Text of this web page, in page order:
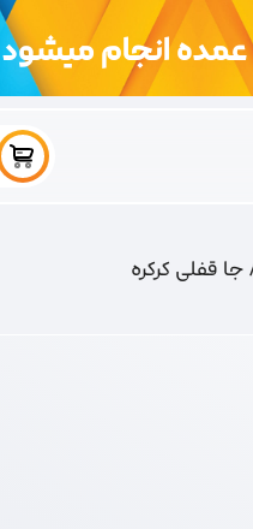
انجام میشود
قفلی کرکره